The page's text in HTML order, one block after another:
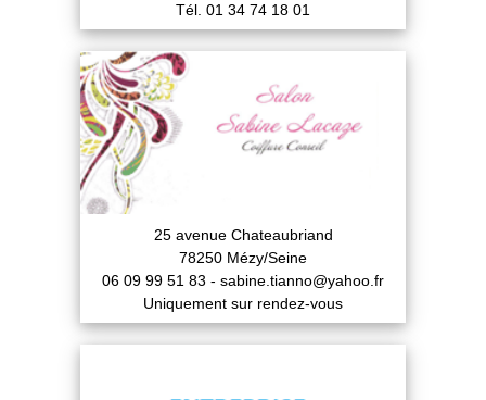
Tél. 01 34 74 18 01
25 avenue Chateaubriand
78250 Mézy/Seine
06 09 99 51 83 - sabine.tianno@yahoo.fr
Uniquement sur rendez-vous